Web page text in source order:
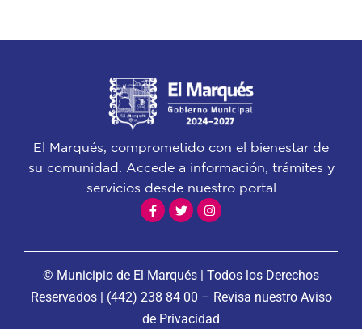
El Marqués, comprometido con el bienestar de
su comunidad. Accede a información, trámites y
servicios desde nuestro portal
© Municipio de El Marqués | Todos los Derechos
Reservados | (442) 238 84 00 – Revisa nuestro Aviso
de Privacidad